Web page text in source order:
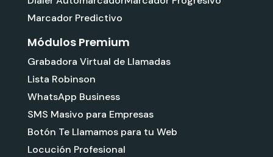
Marcador Predictivo
Módulos Premium
Grabadora Virtual de Llamadas
Lista Robinson
WhatsApp Business
SMS Masivo para Empresas
Botón Te Llamamos para tu Web
Locución Profesional